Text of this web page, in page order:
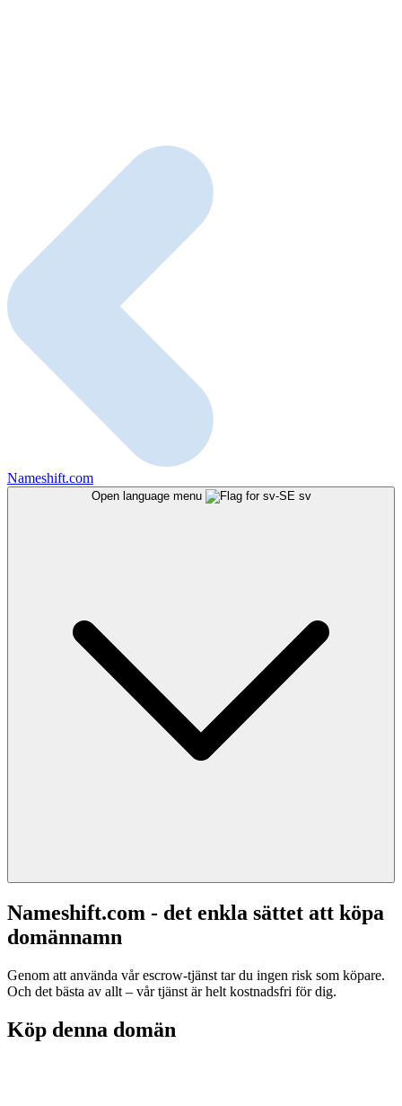
Nameshift.com
Open language menu sv
Nameshift.com - det enkla sättet att köpa
domännamn
Genom att använda vår escrow-tjänst tar du ingen risk som köpare.
Och det bästa av allt – vår tjänst är helt kostnadsfri för dig.
Köp denna domän